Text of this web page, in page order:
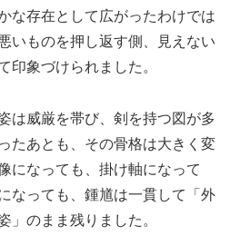
な存在として広がったわけでは
いものを押し返す側、見えない
印象づけられました。
は威厳を帯び、剣を持つ図が多
たあとも、その骨格は大きく変
になっても、掛け軸になって
なっても、鍾馗は一貫して「外
」のまま残りました。